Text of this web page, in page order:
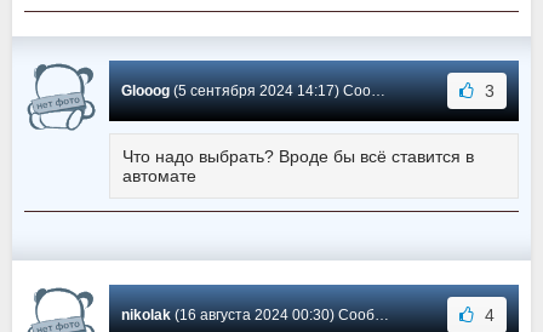
Glooog(5 сентября 2024 14:17) Сообщение #1357 3
Что надо выбрать? Вроде бы всё ставится в
автомате
nikolak(16 августа 2024 00:30) Сообщение #1356 4